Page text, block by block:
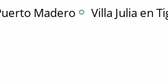
Madero Villa Julia en